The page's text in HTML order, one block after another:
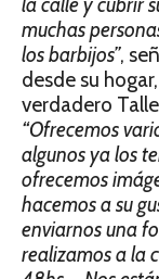
muchas
los barbijos”,
desde su
verdadero
“Ofrecemos
algunos ya los
ofrecemos
hacemos a su
enviarnos una
realizamos a la